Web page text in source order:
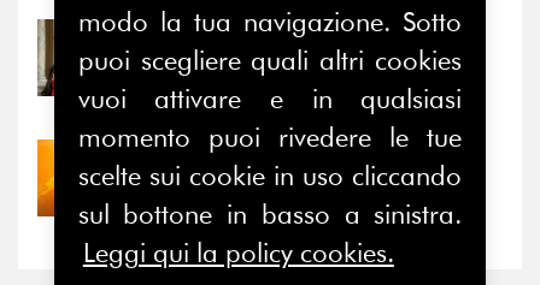
Prima della pausa estiva,
il valore di...
30/07/2026
Nove anni dopo la
“grande cecità”: la...
modo la tua navigazione. Sotto
puoi scegliere quali altri cookies
vuoi attivare e in qualsiasi
momento puoi rivedere le tue
scelte sui cookie in uso cliccando
sul bottone in basso a sinistra.
Leggi qui la policy cookies.